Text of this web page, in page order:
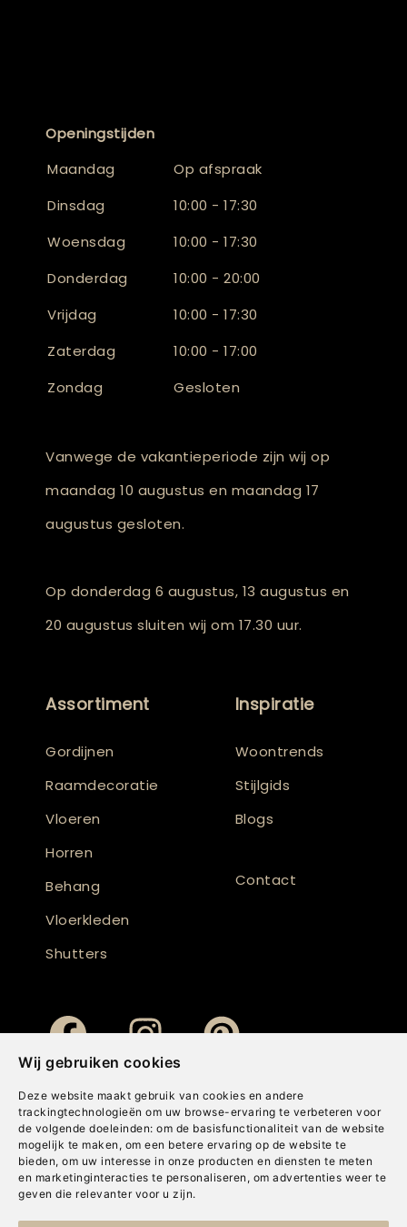
Wij gebruiken cookies
Deze website maakt gebruik van cookies en andere
trackingtechnologieën om uw browse-ervaring te verbeteren voor
de volgende doeleinden: om de basisfunctionaliteit van de website
mogelijk te maken , om een betere ervaring op de website te
bieden, om uw interesse in onze producten en diensten te meten
en marketinginteracties te personaliseren , om advertenties weer te
geven die relevanter voor u zijn.
Openingstijden
Maandag
Op afspraak
Dinsdag
10:00 - 17:30
Woensdag
10:00 - 17:30
Donderdag
10:00 - 20:00
Vrijdag
10:00 - 17:30
Zaterdag
10:00 - 17:00
Zondag
Gesloten
Vanwege de vakantieperiode zijn wij op
maandag 10 augustus en maandag 17
augustus gesloten.
Op donderdag 6 augustus, 13 augustus en
20 augustus sluiten wij om 17.30 uur.
Assortiment
Gordijnen
Raamdecoratie
Vloeren
Horren
Behang
Vloerkleden
Shutters
Inspiratie
Woontrends
Stijlgids
Blogs
Contact